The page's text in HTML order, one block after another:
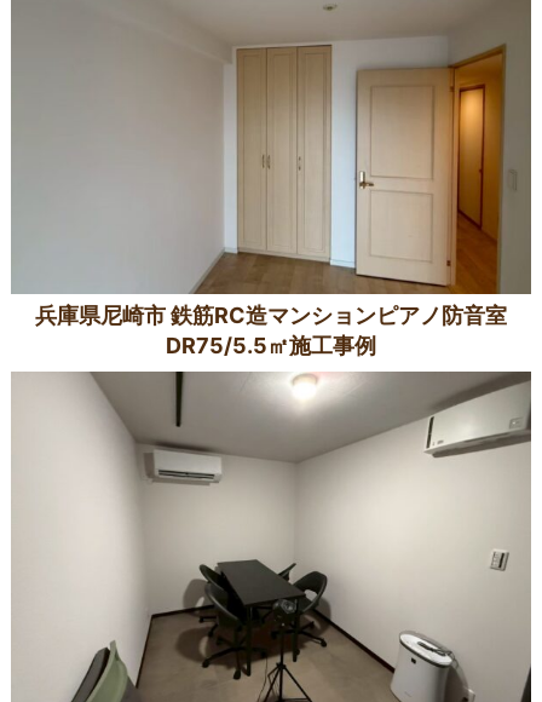
兵庫県尼崎市 鉄筋RC造マンションピアノ防音室
DR75/5.5㎡施工事例